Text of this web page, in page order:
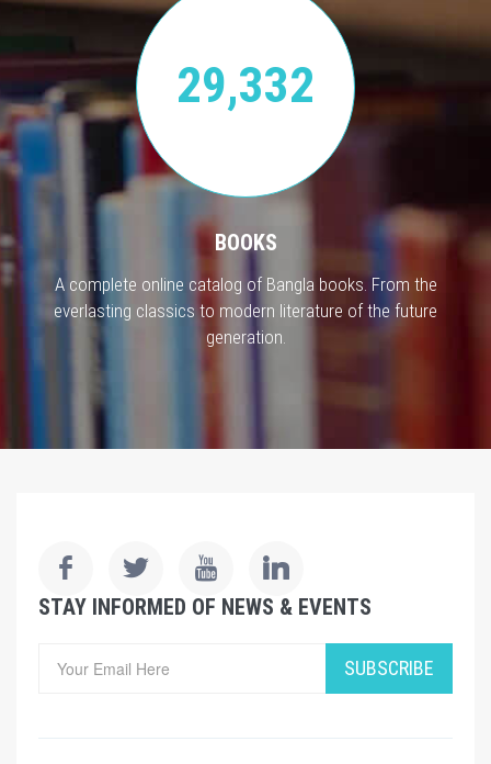
29,332
BOOKS
A complete online catalog of Bangla books. From the
everlasting classics to modern literature of the future
generation.
STAY INFORMED OF NEWS & EVENTS
SUBSCRIBE